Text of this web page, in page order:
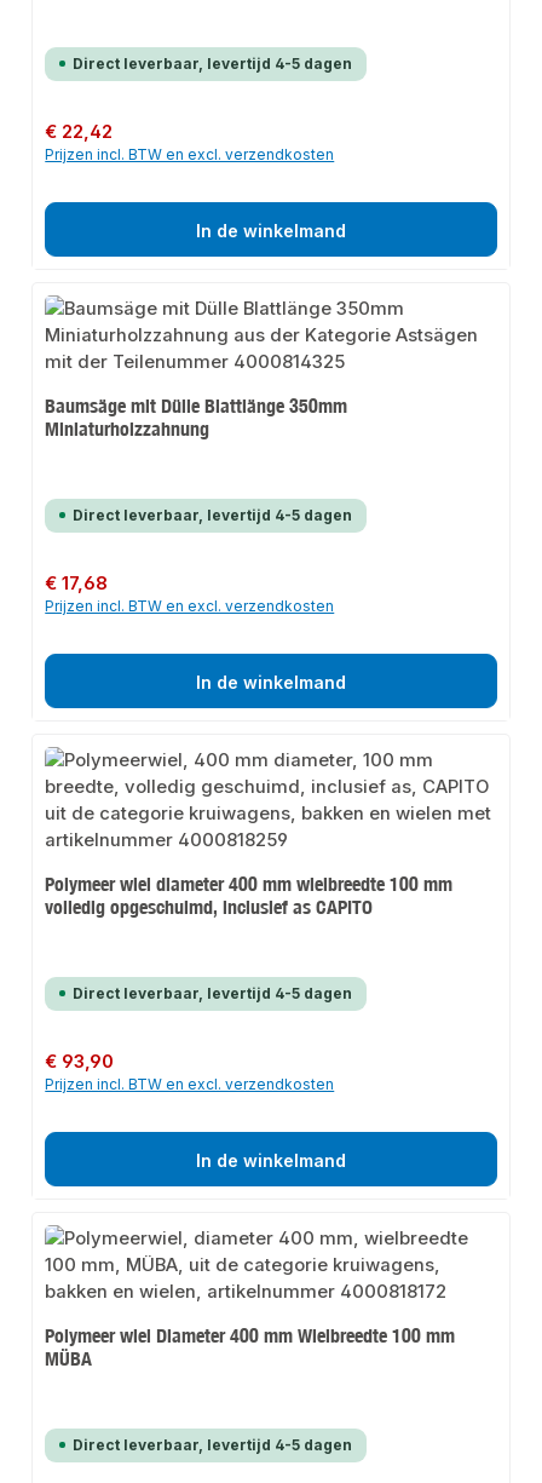
Direct leverbaar, levertijd 4-5 dagen
Normale prijs:
€ 22,42
Prijzen incl. BTW en excl. verzendkosten
In de winkelmand
Baumsäge mit Dülle Blattlänge 350mm
Miniaturholzzahnung
Direct leverbaar, levertijd 4-5 dagen
Normale prijs:
€ 17,68
Prijzen incl. BTW en excl. verzendkosten
In de winkelmand
Polymeer wiel diameter 400 mm wielbreedte 100 mm
volledig opgeschuimd, inclusief as CAPITO
Direct leverbaar, levertijd 4-5 dagen
Normale prijs:
€ 93,90
Prijzen incl. BTW en excl. verzendkosten
In de winkelmand
Polymeer wiel Diameter 400 mm Wielbreedte 100 mm
MÜBA
Direct leverbaar, levertijd 4-5 dagen